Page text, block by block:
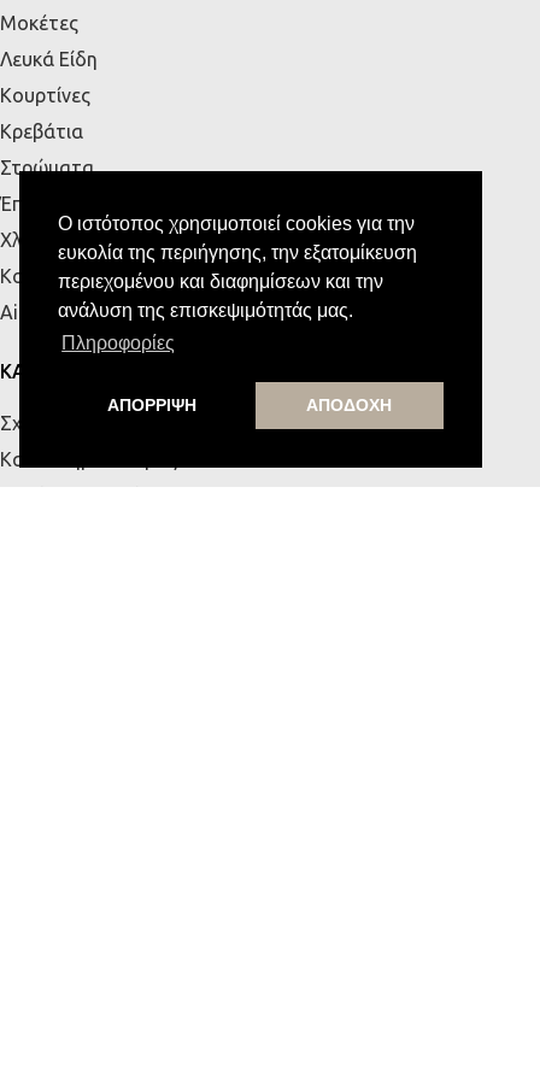
Ο ιστότοπος χρησιμοποιεί cookies για την
ευκολία της περιήγησης, την εξατομίκευση
περιεχομένου και διαφημίσεων και την
ανάλυση της επισκεψιμότητάς μας.
Πληροφορίες
ΑΠΟΡΡΙΨΗ ΑΠΟΔΟΧΗ
Μοκέτες
Λευκά Είδη
Κουρτίνες
Κρεβάτια
Στρώματα
Έπιπλα Εξωτερικού Χώρου
Χλοοτάπητες
Κουζίνα
Airbnb
ΚΑΤΑΣΤΗΜΑΤΑ
Σχετικά με εμάς
Κατάστημα Πάτρας